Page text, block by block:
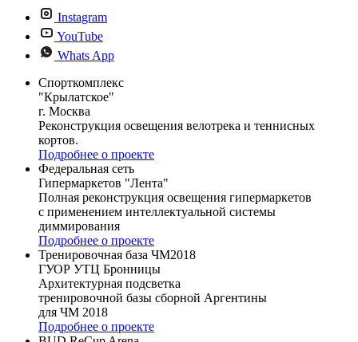
Instagram
YouTube
Whats App
Спорткомплекс
"Крылатское"
г. Москва
Реконструкция освещения велотрека и теннисных
кортов.
Подробнее о проекте
Федеральная сеть
Гипермаркетов "Лента"
Полная реконструкция освещения гипермаркетов
с применением интеллектуальной системы
диммирования
Подробнее о проекте
Тренировочная база ЧМ2018
ГУОР УТЦ Бронницы
Архитектурная подсветка
тренировочной базы сборной Аргентины
для ЧМ 2018
Подробнее о проекте